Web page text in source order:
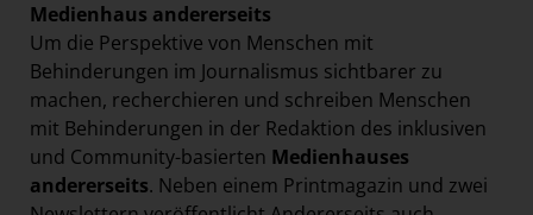
Medienhaus andererseits
Um die Perspektive von Menschen mit
Behinderungen im Journalismus sichtbarer zu
machen, recherchieren und schreiben Menschen
mit Behinderungen in der Redaktion des inklusiven
und Community-basierten Medienhauses
andererseits. Neben einem Printmagazin und zwei